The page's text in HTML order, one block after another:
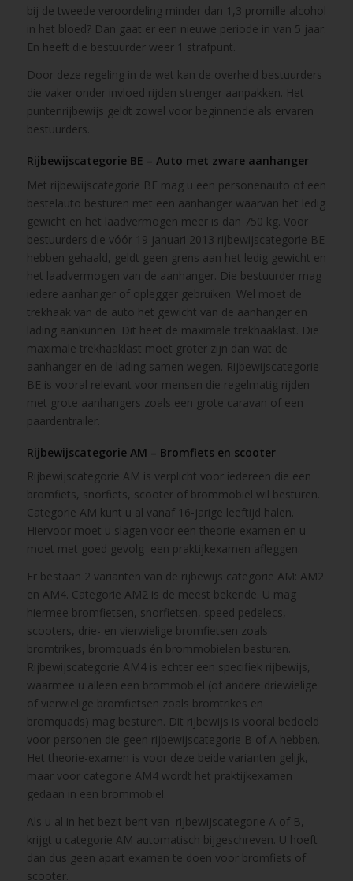
bij de tweede veroordeling minder dan 1,3 promille alcohol
in het bloed? Dan gaat er een nieuwe periode in van 5 jaar.
En heeft die bestuurder weer 1 strafpunt.
Door deze regeling in de wet kan de overheid bestuurders
die vaker onder invloed rijden strenger aanpakken. Het
puntenrijbewijs geldt zowel voor beginnende als ervaren
bestuurders.
Rijbewijscategorie BE – Auto met zware aanhanger
Met rijbewijscategorie BE mag u een personenauto of een
bestelauto besturen met een aanhanger waarvan het ledig
gewicht en het laadvermogen meer is dan 750 kg. Voor
bestuurders die vóór 19 januari 2013 rijbewijscategorie BE
hebben gehaald, geldt geen grens aan het ledig gewicht en
het laadvermogen van de aanhanger. Die bestuurder mag
iedere aanhanger of oplegger gebruiken. Wel moet de
trekhaak van de auto het gewicht van de aanhanger en
lading aankunnen. Dit heet de maximale trekhaaklast. Die
maximale trekhaaklast moet groter zijn dan wat de
aanhanger en de lading samen wegen. Rijbewijscategorie
BE is vooral relevant voor mensen die regelmatig rijden
met grote aanhangers zoals een grote caravan of een
paardentrailer.
Rijbewijscategorie AM – Bromfiets en scooter
Rijbewijscategorie AM is verplicht voor iedereen die een
bromfiets, snorfiets, scooter of brommobiel wil besturen.
Categorie AM kunt u al vanaf 16-jarige leeftijd halen.
Hiervoor moet u slagen voor een theorie-examen en u
moet met goed gevolg een praktijkexamen afleggen.
Er bestaan 2 varianten van de rijbewijs categorie AM: AM2
en AM4. Categorie AM2 is de meest bekende. U mag
hiermee bromfietsen, snorfietsen, speed pedelecs,
scooters, drie- en vierwielige bromfietsen zoals
bromtrikes, bromquads én brommobielen besturen.
Rijbewijscategorie AM4 is echter een specifiek rijbewijs,
waarmee u alleen een brommobiel (of andere driewielige
of vierwielige bromfietsen zoals bromtrikes en
bromquads) mag besturen. Dit rijbewijs is vooral bedoeld
voor personen die geen rijbewijscategorie B of A hebben.
Het theorie-examen is voor deze beide varianten gelijk,
maar voor categorie AM4 wordt het praktijkexamen
gedaan in een brommobiel.
Als u al in het bezit bent van rijbewijscategorie A of B,
krijgt u categorie AM automatisch bijgeschreven. U hoeft
dan dus geen apart examen te doen voor bromfiets of
scooter.